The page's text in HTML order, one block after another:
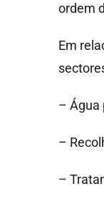
ordem
Em
– Água
–
–